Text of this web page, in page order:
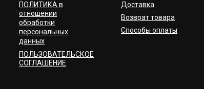
ПОЛИТИКА в
отношении
обработки
персональных
данных
ПОЛЬЗОВАТЕЛЬСКОЕ
СОГЛАШЕНИЕ
Доставка
Возврат товара
Способы оплаты